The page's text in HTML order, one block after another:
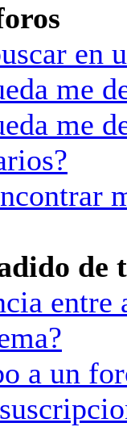
en
me
me
de
a un